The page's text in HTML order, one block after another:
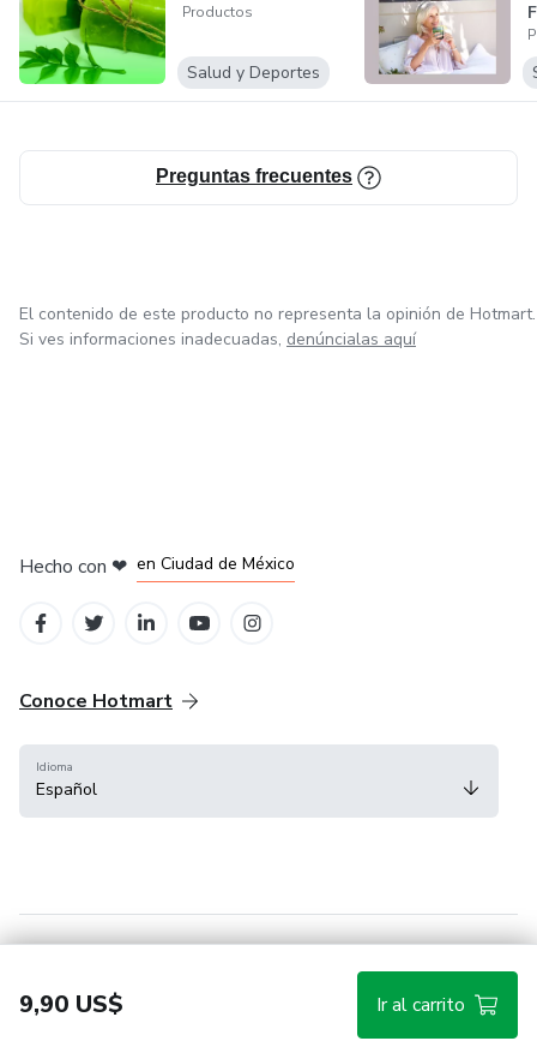
Productos
Salud y Deportes
Preguntas frecuentes
9,90 US$ Ir al carrito
El contenido de este producto no representa la opinión de Hotmart.
Si ves informaciones inadecuadas, denúncialas aquí
Hecho con ❤ en Ciudad de México
Conoce Hotmart
Idioma
Español
Hotmart — 2011-2026 © Todos los derechos reservados.